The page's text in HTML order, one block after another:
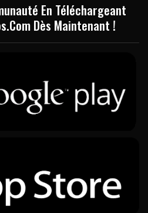
En Téléchargeant
Dès Maintenant !